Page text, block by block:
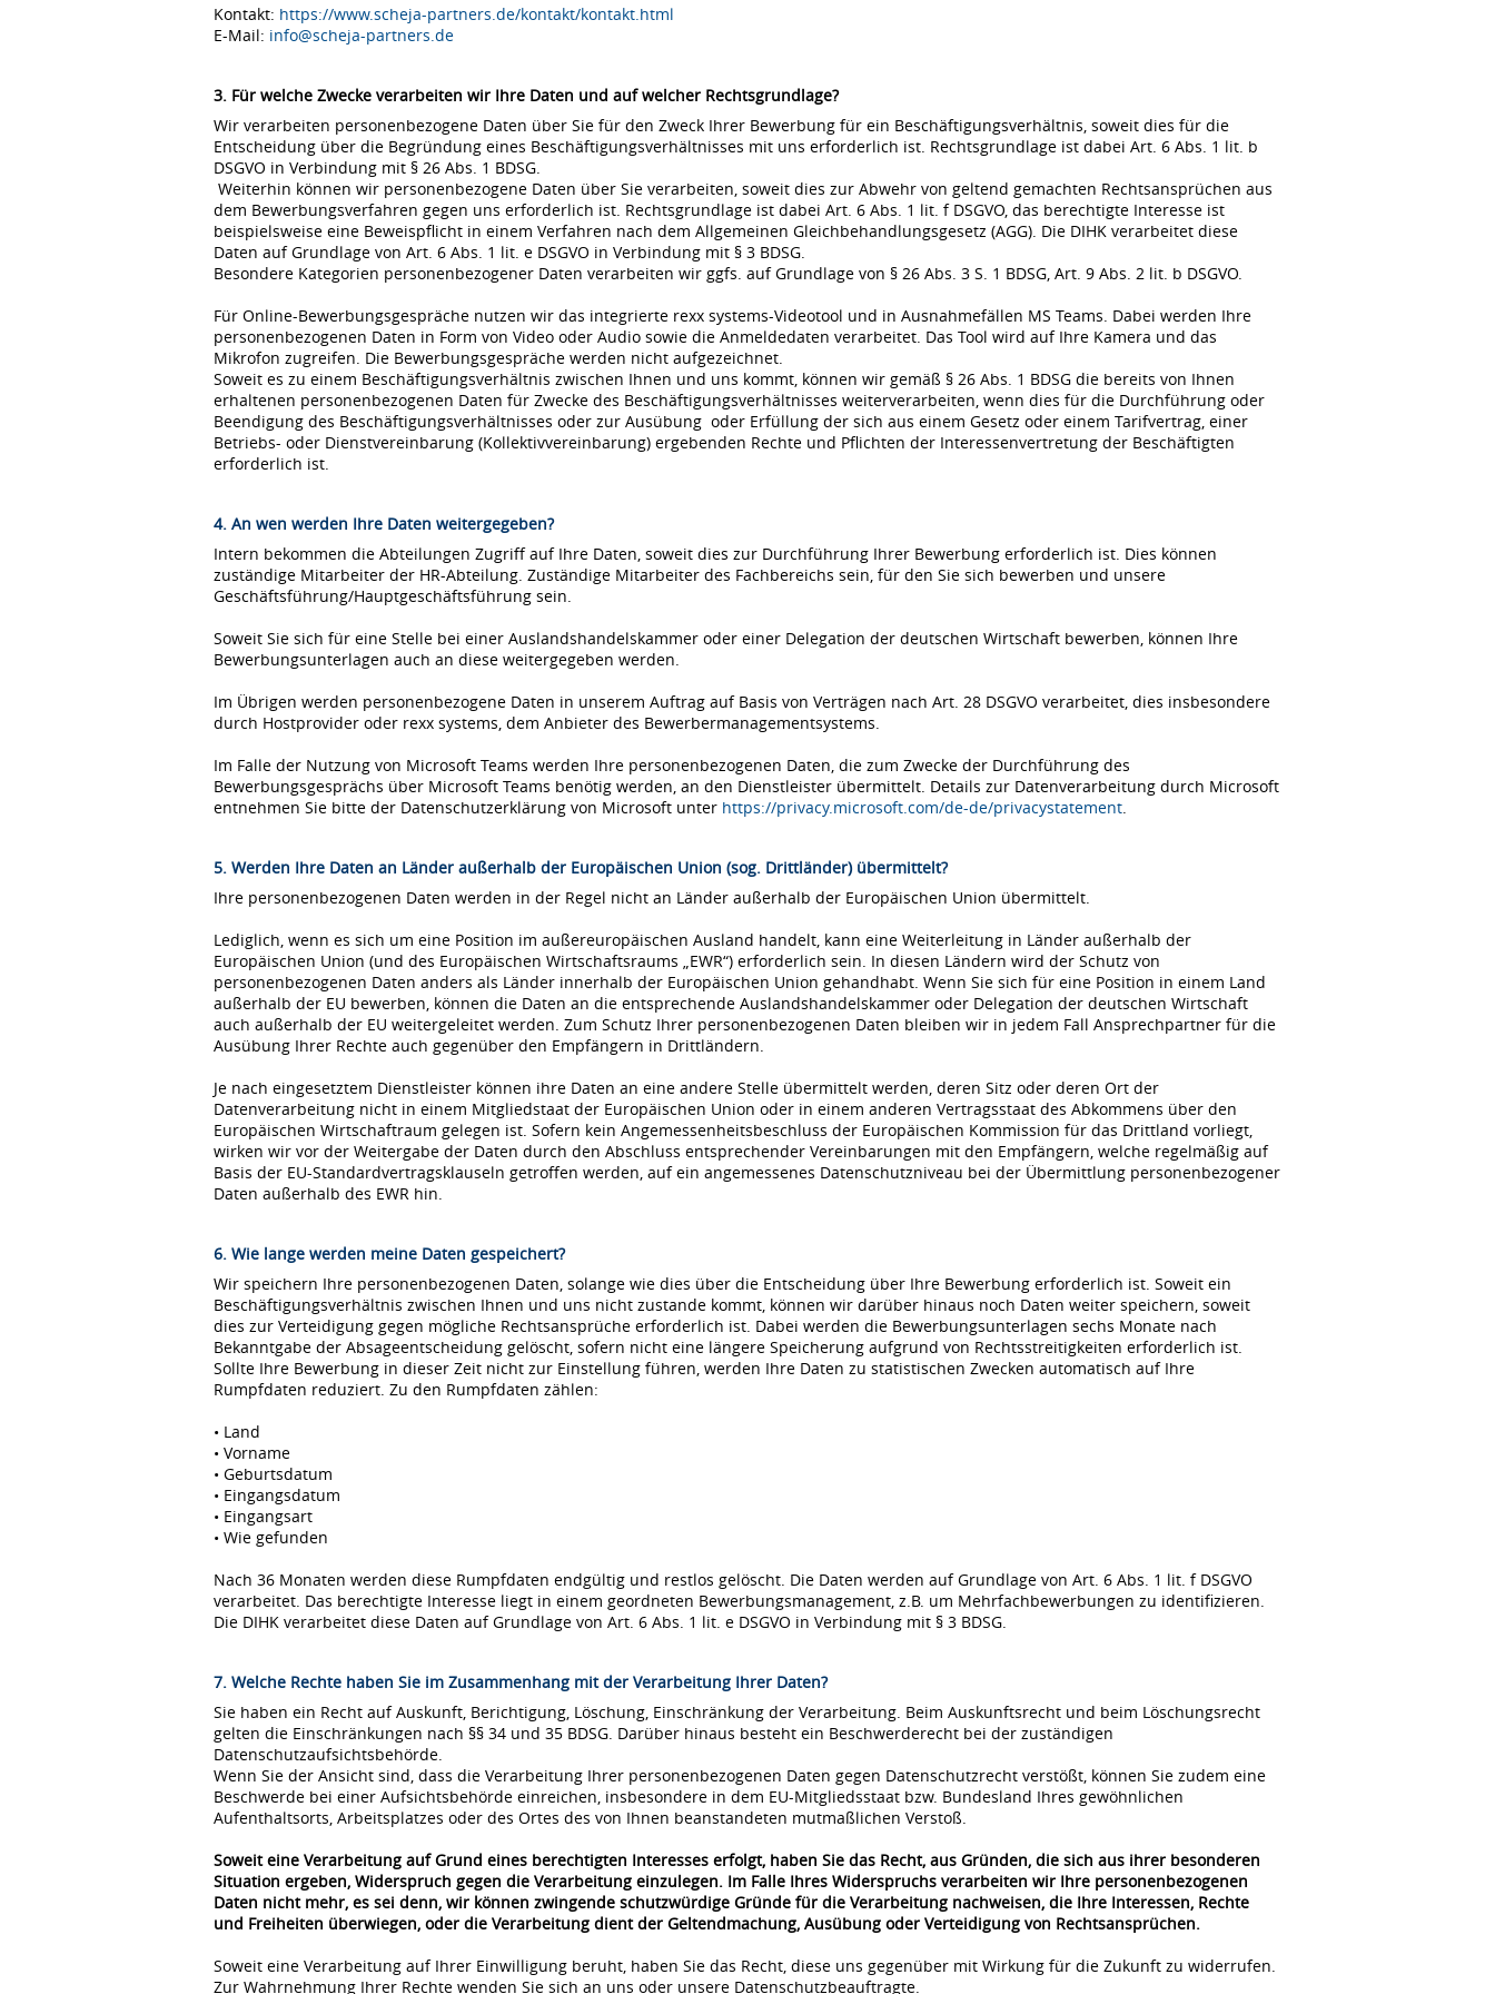
Kontakt: https://www.scheja-partners.de/kontakt/kontakt.html
E-Mail: info@scheja-partners.de
3. Für welche Zwecke verarbeiten wir Ihre Daten und auf welcher Rechtsgrundlage?
Wir verarbeiten personenbezogene Daten über Sie für den Zweck Ihrer Bewerbung für ein Beschäftigungsverhältnis, soweit dies für die
Entscheidung über die Begründung eines Beschäftigungsverhältnisses mit uns erforderlich ist. Rechtsgrundlage ist dabei Art. 6 Abs. 1 lit. b
DSGVO in Verbindung mit § 26 Abs. 1 BDSG.
Weiterhin können wir personenbezogene Daten über Sie verarbeiten, soweit dies zur Abwehr von geltend gemachten Rechtsansprüchen aus
dem Bewerbungsverfahren gegen uns erforderlich ist. Rechtsgrundlage ist dabei Art. 6 Abs. 1 lit. f DSGVO, das berechtigte Interesse ist
beispielsweise eine Beweispflicht in einem Verfahren nach dem Allgemeinen Gleichbehandlungsgesetz (AGG). Die DIHK verarbeitet diese
Daten auf Grundlage von Art. 6 Abs. 1 lit. e DSGVO in Verbindung mit § 3 BDSG.
Besondere Kategorien personenbezogener Daten verarbeiten wir ggfs. auf Grundlage von § 26 Abs. 3 S. 1 BDSG, Art. 9 Abs. 2 lit. b DSGVO.
Für Online-Bewerbungsgespräche nutzen wir das integrierte rexx systems-Videotool und in Ausnahmefällen MS Teams. Dabei werden Ihre
personenbezogenen Daten in Form von Video oder Audio sowie die Anmeldedaten verarbeitet. Das Tool wird auf Ihre Kamera und das
Mikrofon zugreifen. Die Bewerbungsgespräche werden nicht aufgezeichnet.
Soweit es zu einem Beschäftigungsverhältnis zwischen Ihnen und uns kommt, können wir gemäß § 26 Abs. 1 BDSG die bereits von Ihnen
erhaltenen personenbezogenen Daten für Zwecke des Beschäftigungsverhältnisses weiterverarbeiten, wenn dies für die Durchführung oder
Beendigung des Beschäftigungsverhältnisses oder zur Ausübung oder Erfüllung der sich aus einem Gesetz oder einem Tarifvertrag, einer
Betriebs- oder Dienstvereinbarung (Kollektivvereinbarung) ergebenden Rechte und Pflichten der Interessenvertretung der Beschäftigten
erforderlich ist.
4. An wen werden Ihre Daten weitergegeben?
Intern bekommen die Abteilungen Zugriff auf Ihre Daten, soweit dies zur Durchführung Ihrer Bewerbung erforderlich ist. Dies können
zuständige Mitarbeiter der HR-Abteilung. Zuständige Mitarbeiter des Fachbereichs sein, für den Sie sich bewerben und unsere
Geschäftsführung/Hauptgeschäftsführung sein.
Soweit Sie sich für eine Stelle bei einer Auslandshandelskammer oder einer Delegation der deutschen Wirtschaft bewerben, können Ihre
Bewerbungsunterlagen auch an diese weitergegeben werden.
Im Übrigen werden personenbezogene Daten in unserem Auftrag auf Basis von Verträgen nach Art. 28 DSGVO verarbeitet, dies insbesondere
durch Hostprovider oder rexx systems, dem Anbieter des Bewerbermanagementsystems.
Im Falle der Nutzung von Microsoft Teams werden Ihre personenbezogenen Daten, die zum Zwecke der Durchführung des
Bewerbungsgesprächs über Microsoft Teams benötig werden, an den Dienstleister übermittelt. Details zur Datenverarbeitung durch Microsoft
entnehmen Sie bitte der Datenschutzerklärung von Microsoft unter https://privacy.microsoft.com/de-de/privacystatement.
5. Werden Ihre Daten an Länder außerhalb der Europäischen Union (sog. Drittländer) übermittelt?
Ihre personenbezogenen Daten werden in der Regel nicht an Länder außerhalb der Europäischen Union übermittelt.
Lediglich, wenn es sich um eine Position im außereuropäischen Ausland handelt, kann eine Weiterleitung in Länder außerhalb der
Europäischen Union (und des Europäischen Wirtschaftsraums „EWR“) erforderlich sein. In diesen Ländern wird der Schutz von
personenbezogenen Daten anders als Länder innerhalb der Europäischen Union gehandhabt. Wenn Sie sich für eine Position in einem Land
außerhalb der EU bewerben, können die Daten an die entsprechende Auslandshandelskammer oder Delegation der deutschen Wirtschaft
auch außerhalb der EU weitergeleitet werden. Zum Schutz Ihrer personenbezogenen Daten bleiben wir in jedem Fall Ansprechpartner für die
Ausübung Ihrer Rechte auch gegenüber den Empfängern in Drittländern.
Je nach eingesetztem Dienstleister können ihre Daten an eine andere Stelle übermittelt werden, deren Sitz oder deren Ort der
Datenverarbeitung nicht in einem Mitgliedstaat der Europäischen Union oder in einem anderen Vertragsstaat des Abkommens über den
Europäischen Wirtschaftraum gelegen ist. Sofern kein Angemessenheitsbeschluss der Europäischen Kommission für das Drittland vorliegt,
wirken wir vor der Weitergabe der Daten durch den Abschluss entsprechender Vereinbarungen mit den Empfängern, welche regelmäßig auf
Basis der EU-Standardvertragsklauseln getroffen werden, auf ein angemessenes Datenschutzniveau bei der Übermittlung personenbezogener
Daten außerhalb des EWR hin.
6. Wie lange werden meine Daten gespeichert?
Wir speichern Ihre personenbezogenen Daten, solange wie dies über die Entscheidung über Ihre Bewerbung erforderlich ist. Soweit ein
Beschäftigungsverhältnis zwischen Ihnen und uns nicht zustande kommt, können wir darüber hinaus noch Daten weiter speichern, soweit
dies zur Verteidigung gegen mögliche Rechtsansprüche erforderlich ist. Dabei werden die Bewerbungsunterlagen sechs Monate nach
Bekanntgabe der Absageentscheidung gelöscht, sofern nicht eine längere Speicherung aufgrund von Rechtsstreitigkeiten erforderlich ist.
Sollte Ihre Bewerbung in dieser Zeit nicht zur Einstellung führen, werden Ihre Daten zu statistischen Zwecken automatisch auf Ihre
Rumpfdaten reduziert. Zu den Rumpfdaten zählen:
• Land
• Vorname
• Geburtsdatum
• Eingangsdatum
• Eingangsart
• Wie gefunden
Nach 36 Monaten werden diese Rumpfdaten endgültig und restlos gelöscht. Die Daten werden auf Grundlage von Art. 6 Abs. 1 lit. f DSGVO
verarbeitet. Das berechtigte Interesse liegt in einem geordneten Bewerbungsmanagement, z.B. um Mehrfachbewerbungen zu identifizieren.
Die DIHK verarbeitet diese Daten auf Grundlage von Art. 6 Abs. 1 lit. e DSGVO in Verbindung mit § 3 BDSG.
7. Welche Rechte haben Sie im Zusammenhang mit der Verarbeitung Ihrer Daten?
Sie haben ein Recht auf Auskunft, Berichtigung, Löschung, Einschränkung der Verarbeitung. Beim Auskunftsrecht und beim Löschungsrecht
gelten die Einschränkungen nach §§ 34 und 35 BDSG. Darüber hinaus besteht ein Beschwerderecht bei der zuständigen
Datenschutzaufsichtsbehörde.
Wenn Sie der Ansicht sind, dass die Verarbeitung Ihrer personenbezogenen Daten gegen Datenschutzrecht verstößt, können Sie zudem eine
Beschwerde bei einer Aufsichtsbehörde einreichen, insbesondere in dem EU-Mitgliedsstaat bzw. Bundesland Ihres gewöhnlichen
Aufenthaltsorts, Arbeitsplatzes oder des Ortes des von Ihnen beanstandeten mutmaßlichen Verstoß.
Soweit eine Verarbeitung auf Grund eines berechtigten Interesses erfolgt, haben Sie das Recht, aus Gründen, die sich aus ihrer besonderen
Situation ergeben, Widerspruch gegen die Verarbeitung einzulegen. Im Falle Ihres Widerspruchs verarbeiten wir Ihre personenbezogenen
Daten nicht mehr, es sei denn, wir können zwingende schutzwürdige Gründe für die Verarbeitung nachweisen, die Ihre Interessen, Rechte
und Freiheiten überwiegen, oder die Verarbeitung dient der Geltendmachung, Ausübung oder Verteidigung von Rechtsansprüchen.
Soweit eine Verarbeitung auf Ihrer Einwilligung beruht, haben Sie das Recht, diese uns gegenüber mit Wirkung für die Zukunft zu widerrufen.
Zur Wahrnehmung Ihrer Rechte wenden Sie sich an uns oder unsere Datenschutzbeauftragte.